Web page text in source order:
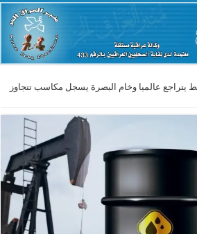
يتراجع عالميا وخام البصرة يسجل مكاسب تتجاوز